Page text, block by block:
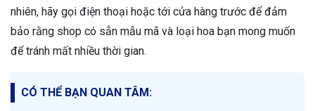
nhiên, hãy gọi điện thoại hoặc tới cửa hàng trước để đảm
bảo rằng shop có sẵn mẫu mã và loại hoa bạn mong muốn
để tránh mất nhiều thời gian.
CÓ THỂ BẠN QUAN TÂM: